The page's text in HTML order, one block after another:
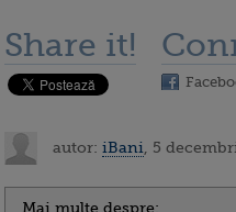
Share it!
autor: iBani , 5
Mai multe despre: